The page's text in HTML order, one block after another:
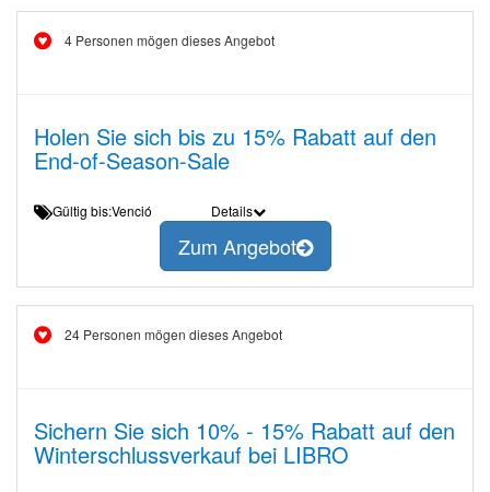
4 Personen mögen dieses Angebot
Holen Sie sich bis zu 15% Rabatt auf den
End-of-Season-Sale
Gültig bis:Venció Details
Zum Angebot
24 Personen mögen dieses Angebot
Sichern Sie sich 10% - 15% Rabatt auf den
Winterschlussverkauf bei LIBRO